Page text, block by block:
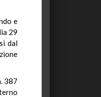
e
29
dal
387